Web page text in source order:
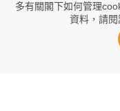
多有關閣下如何管理
資料，請